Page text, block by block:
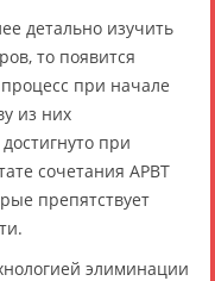
детально изучить
то появится
при начале
из них
при
сочетания АРВТ
препятствует
элиминации